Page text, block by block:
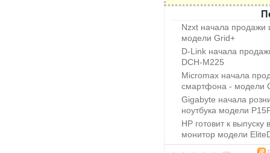
Nzxt начала продажи
модели Grid+
D-Link начала
DCH-M225
Micromax начала
смартфона - модели
Gigabyte начала
ноутбука модели
HP готовит к
монитор модели